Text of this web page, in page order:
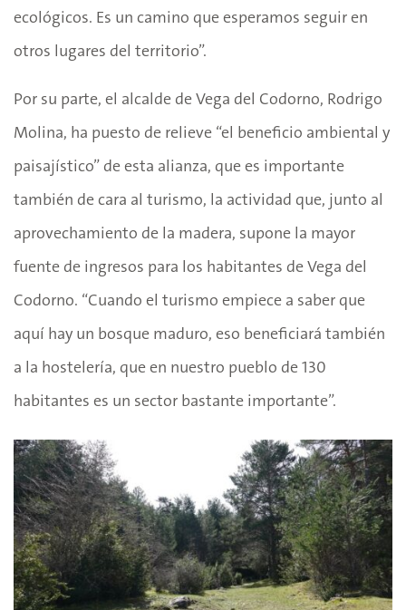
ecológicos. Es un camino que esperamos seguir en
otros lugares del territorio”.
Por su parte, el alcalde de Vega del Codorno, Rodrigo
Molina, ha puesto de relieve “el beneficio ambiental y
paisajístico” de esta alianza, que es importante
también de cara al turismo, la actividad que, junto al
aprovechamiento de la madera, supone la mayor
fuente de ingresos para los habitantes de Vega del
Codorno. “Cuando el turismo empiece a saber que
aquí hay un bosque maduro, eso beneficiará también
a la hostelería, que en nuestro pueblo de 130
habitantes es un sector bastante importante”.